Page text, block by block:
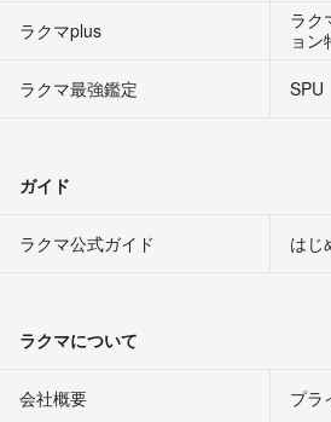
ラクマplus
ラク
ョン
ラクマ最強鑑定
SPU
ガイド
ラクマ公式ガイド はじ
ラクマについて
会社概要 プラ